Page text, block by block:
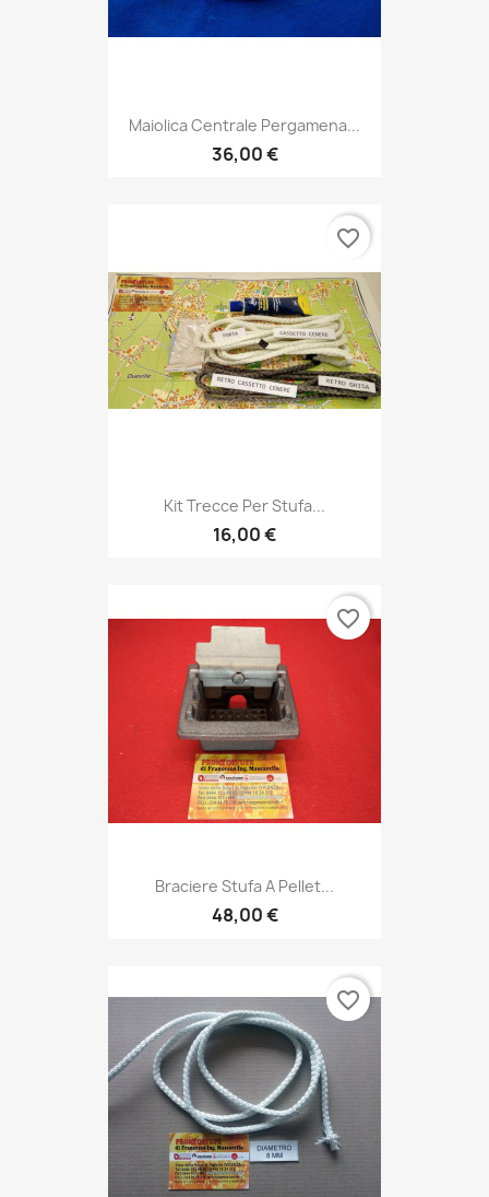
Maiolica Centrale Pergamena...
36,00 €
Kit Trecce Per Stufa...
16,00 €
favorite_border
Braciere Stufa A Pellet...
48,00 €
favorite_border
favorite_border